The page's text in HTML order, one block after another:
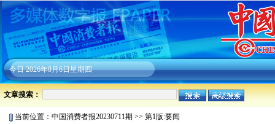
今日2026年8月6日星期四
文章搜索：
当前位置： 中国消费者报20230711期 >> 第1版:要闻